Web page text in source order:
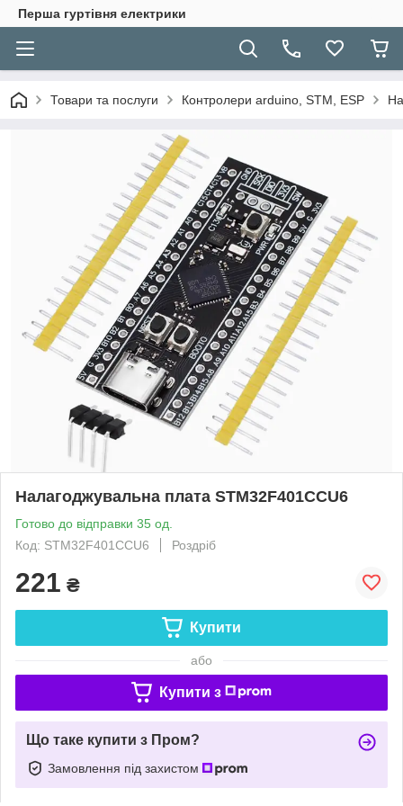
Перша гуртівня електрики
Товари та послуги Контролери arduino, STM, ESP
Налагоджувальна плата STM32F401CCU6
Готово до відправки 35 од.
Код: STM32F401CCU6
Роздріб
221 ₴
Купити
або
Купити з
Що таке купити з Пром?
Замовлення під захистом